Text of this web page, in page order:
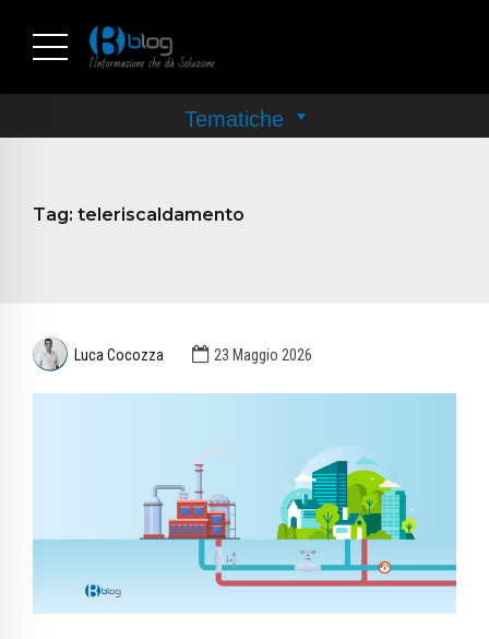
Tag: teleriscaldamento
Luca Cocozza 23 Maggio 2026